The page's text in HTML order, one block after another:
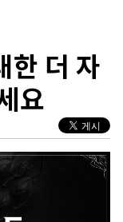
한 더 자
요